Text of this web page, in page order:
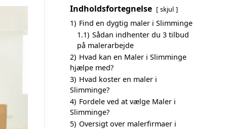
Indholdsfortegnelse skjul
1) Find en dygtig maler i Slimminge
1.1) Sådan indhenter du 3 tilbud
på malerarbejde
2) Hvad kan en Maler i Slimminge
hjælpe med?
3) Hvad koster en maler i
Slimminge?
4) Fordele ved at vælge Maler i
Slimminge?
5) Oversigt over malerfirmaer i